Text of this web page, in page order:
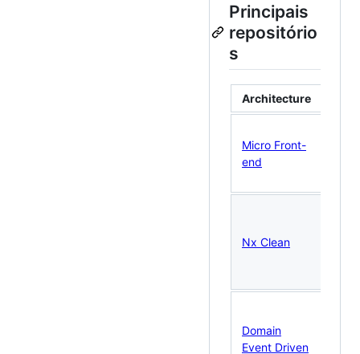
Principais
repositório
s
Architecture
Micro Front-
end
Nx Clean
Domain
Event Driven